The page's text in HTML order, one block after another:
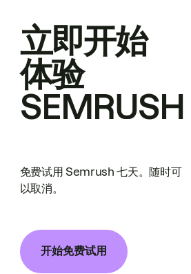
立即开始
体验
SEMRUSH
免费试用 Semrush 七天。随时可
以取消。
开始免费试用